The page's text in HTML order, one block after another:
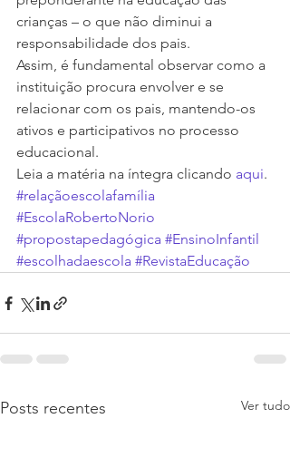
crianças – o que não diminui a
responsabilidade dos pais.
Assim, é fundamental observar como a
instituição procura envolver e se
relacionar com os pais, mantendo-os
ativos e participativos no processo
educacional.
Leia a matéria na íntegra clicando aqui.
#relaçãoescolafamília
#EscolaRobertoNorio
#propostapedagógica #EnsinoInfantil
#escolhadaescola #RevistaEducação
Posts recentes Ver tudo